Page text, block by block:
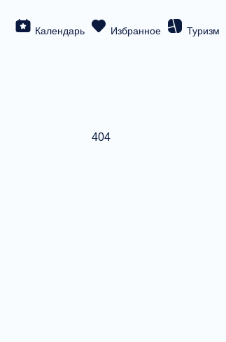
Календарь Избранное Туризм